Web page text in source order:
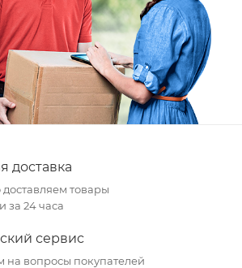
доставка
товары
за 24 часа
сервис
на вопросы покупателей